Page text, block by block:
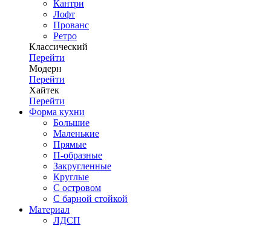
Кантри
Лофт
Прованс
Ретро
Классический
Перейти
Модерн
Перейти
Хайтек
Перейти
Форма кухни
Большие
Маленькие
Прямые
П-образные
Закругленные
Круглые
С островом
С барной стойкой
Материал
ЛДСП